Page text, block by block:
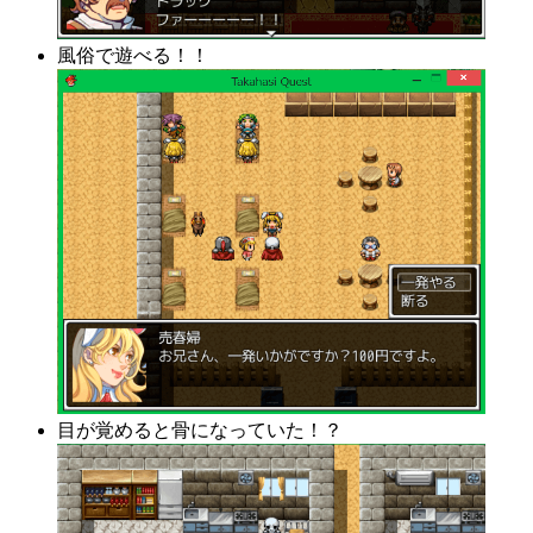
風俗で遊べる！！
目が覚めると骨になっていた！？